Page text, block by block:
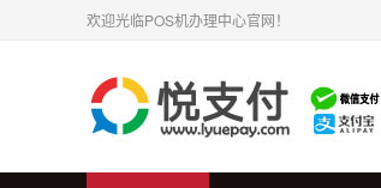
欢迎光临POS机办理中心官网！